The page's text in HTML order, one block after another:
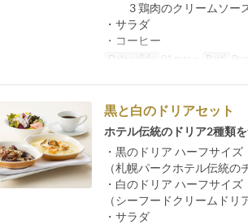
3 鶏肉のクリームソー
・サラダ
・コーヒー
Date valide 01 mar ~ Pasti
黒と白のドリアセット
ホテル伝統のドリア2種類
・黒のドリア ハーフサイズ
（札幌パークホテル伝統の
・白のドリア ハーフサイズ
（シーフードクリームドリ
・サラダ